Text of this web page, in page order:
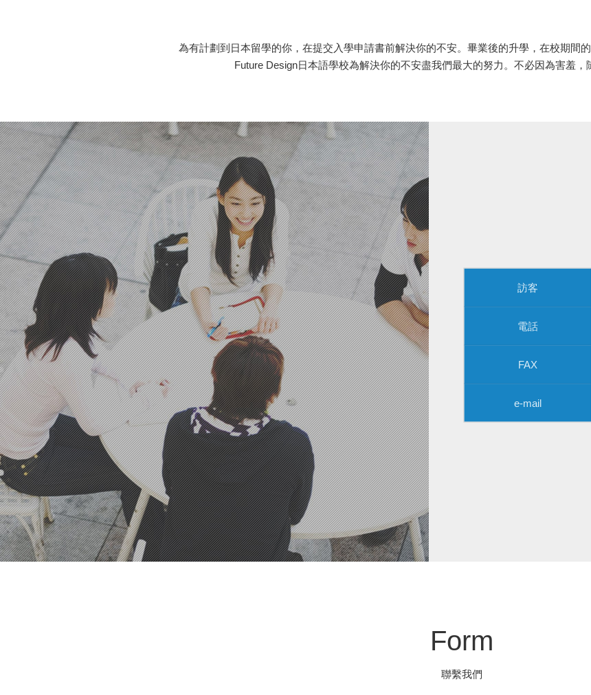
為有計劃到日本留學的你，在提交入學申請書前解決你的不安。畢業後的升學，在校期間
Future Design日本語學校為解決你的不安盡我們最大的努力。不必因為害羞，
訪客
電話
FAX
e-mail
Form
聯繫我們